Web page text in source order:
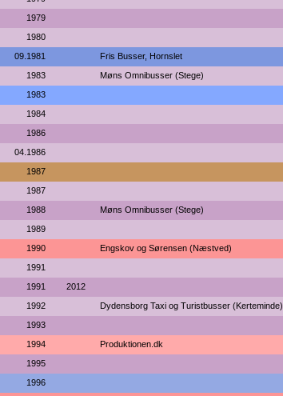
1979
1980
09.1981 Fris Busser, Hornslet
1983 Møns Omnibusser (Stege)
1983
1984
1986
04.1986
1987
1987
1988 Møns Omnibusser (Stege)
1989
1990 Engskov og Sørensen (Næstved)
1991
1991 2012
1992 Dydensborg Taxi og Turistbusser (Kerteminde)
1993
1994 Produktionen.dk
1995
1996